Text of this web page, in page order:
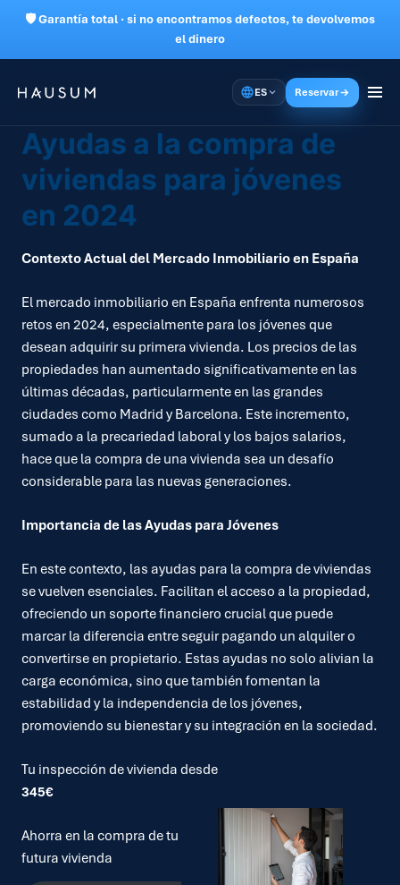
🛡 Garantía total · si no encontramos defectos, te devolvemos
el dinero
ES Reservar
Ayudas a la compra de
viviendas para jóvenes
en 2024
Contexto Actual del Mercado Inmobiliario en España
El mercado inmobiliario en España enfrenta numerosos
retos en 2024, especialmente para los jóvenes que
desean adquirir su primera vivienda. Los precios de las
propiedades han aumentado significativamente en las
últimas décadas, particularmente en las grandes
ciudades como Madrid y Barcelona. Este incremento,
sumado a la precariedad laboral y los bajos salarios,
hace que la compra de una vivienda sea un desafío
considerable para las nuevas generaciones.
Importancia de las Ayudas para Jóvenes
En este contexto, las ayudas para la compra de viviendas
se vuelven esenciales. Facilitan el acceso a la propiedad,
ofreciendo un soporte financiero crucial que puede
marcar la diferencia entre seguir pagando un alquiler o
convertirse en propietario. Estas ayudas no solo alivian la
carga económica, sino que también fomentan la
estabilidad y la independencia de los jóvenes,
promoviendo su bienestar y su integración en la sociedad.
Tu inspección de vivienda desde
345€
Ahorra en la compra de tu
futura vivienda